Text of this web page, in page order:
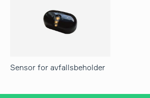
Sensor for avfallsbeholder